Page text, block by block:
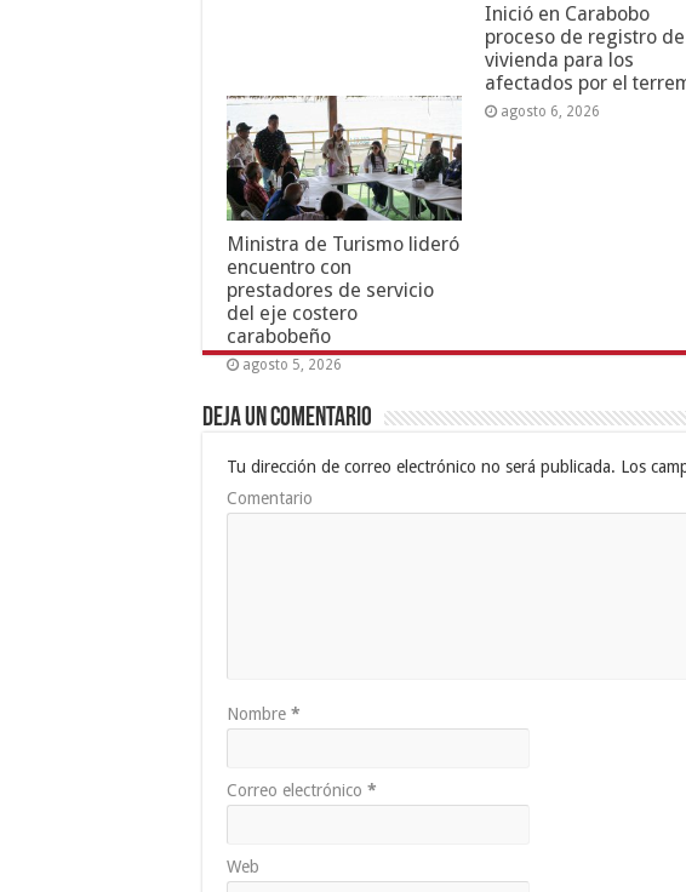
Inició en Carabobo
proceso de registro de
vivienda para los
afectados por el
agosto 6, 2026
Ministra de Turismo lideró
encuentro con
prestadores de servicio
del eje costero
carabobeño
agosto 5, 2026
Deja un comentario
Tu dirección de correo electrónico no será publicada. Los
Comentario
Nombre *
Correo electrónico *
Web